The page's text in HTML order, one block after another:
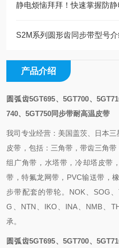
静电烦恼拜拜！快速掌握防
S2M系列圆形齿同步带型号介
产品介绍
圆弧齿5GT695、5GT700、
740、5GT750同步带耐高温皮带
我司专业经营：美国盖茨、日本
皮带，包括：三角带，带齿三角
组广角带，水塔带，冷却塔皮带
带，特氟龙网带，PVC输送带，
步带配套的带轮。NOK、SOG
G、NTN、IKO、INA、NMB、
承。
圆弧齿5GT695、5GT700、